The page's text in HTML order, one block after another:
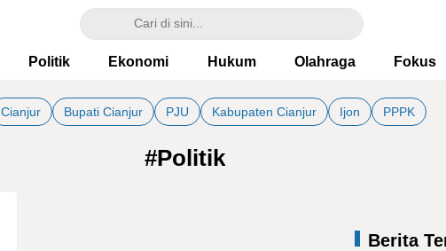
Politik Ekonomi Hukum Olahraga Fokus
Cianjur Bupati Cianjur PJU Kabupaten Cianjur Ijon PPPK
#Politik
Berita